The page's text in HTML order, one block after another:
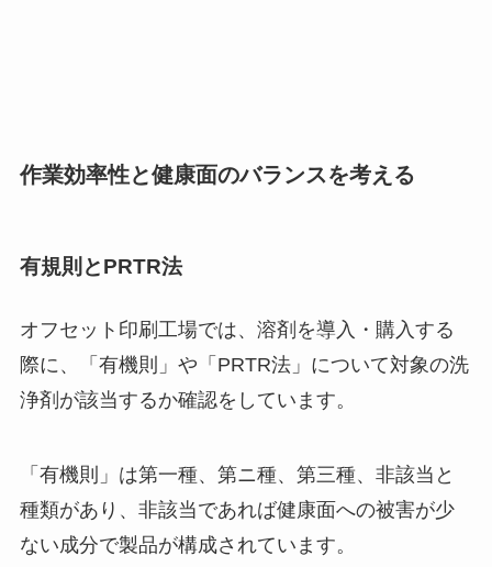
作業効率性と健康面のバランスを考える
有規則とPRTR法
オフセット印刷工場では、溶剤を導入・購入する
際に、「有機則」や「PRTR法」について対象の洗
浄剤が該当するか確認をしています。
「有機則」は第一種、第ニ種、第三種、非該当と
種類があり、非該当であれば健康面への被害が少
ない成分で製品が構成されています。